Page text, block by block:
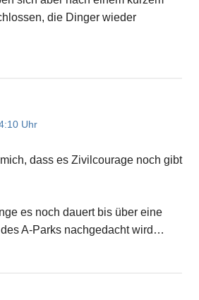
die Dinger wieder
Uhr
dass es Zivilcourage noch gibt
es noch dauert bis über eine
A-Parks nachgedacht wird…